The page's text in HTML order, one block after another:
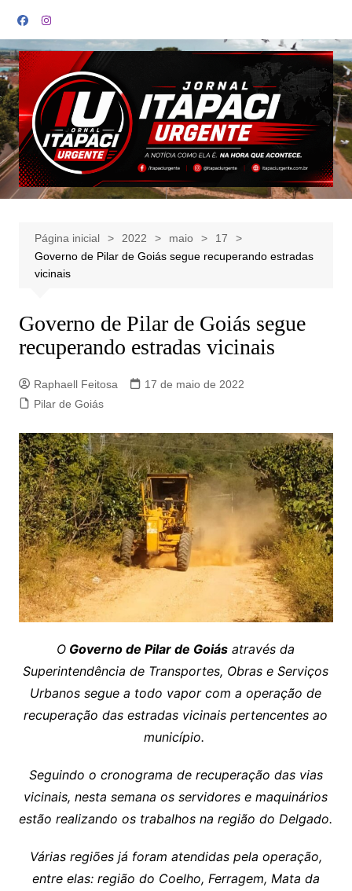
para
o
conteúdo
Página inicial 2022 maio
17
Governo de Pilar de Goiás segue recuperando estradas
vicinais
Governo de Pilar de Goiás segue
recuperando estradas vicinais
Raphaell Feitosa
17 de maio de 2022
Pilar de Goiás
O Governo de Pilar de Goiás através da
Superintendência de Transportes, Obras e Serviços
Urbanos segue a todo vapor com a operação de
recuperação das estradas vicinais pertencentes ao
município.
Seguindo o cronograma de recuperação das vias
vicinais, nesta semana os servidores e maquinários
estão realizando os trabalhos na região do Delgado.
Várias regiões já foram atendidas pela operação,
entre elas: região do Coelho, Ferragem, Mata da